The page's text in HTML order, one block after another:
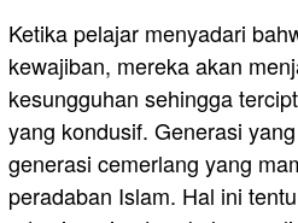
Ketika pelajar menyadari
kewajiban, mereka akan
kesungguhan sehingga
yang kondusif. Generasi
generasi cemerlang yang
peradaban Islam. Hal ini